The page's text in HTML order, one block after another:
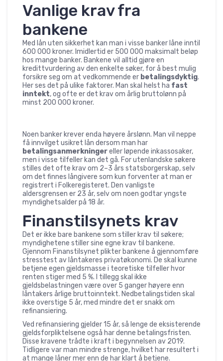
Vanlige krav fra
bankene
Med lån uten sikkerhet kan man i visse banker låne inntil
600 000 kroner. Imidlertid er 500 000 maksimalt beløp
hos mange banker. Bankene vil alltid gjøre en
kredittvurdering av den enkelte søker, for å best mulig
forsikre seg om at vedkommende er betalingsdyktig.
Her ses det på ulike faktorer. Man skal helst ha fast
inntekt, og ofte er det krav om årlig bruttolønn på
minst 200 000 kroner.
Noen banker krever enda høyere årslønn. Man vil neppe
få innvilget usikret lån dersom man har
betalingsanmerkningereller løpende inkassosaker,
men i visse tilfeller kan det gå. For utenlandske søkere
stilles det ofte krav om 2–3 års statsborgerskap, selv
om det finnes långivere som kun forventer at man er
registrert i Folkeregisteret. Den vanligste
aldersgrensen er 23 år, selv om noen godtar yngste
myndighetsalder på 18 år.
Finanstilsynets krav
Det er ikke bare bankene som stiller krav til søkere;
myndighetene stiller sine egne krav til bankene.
Gjennom Finanstilsynet plikter bankene å gjennomføre
stresstest av låntakeres privatøkonomi. De skal kunne
betjene egen gjeldsmasse i teoretiske tilfeller hvor
renten stiger med 5 %. I tillegg skal ikke
gjeldsbelastningen være over 5 ganger høyere enn
låntakers årlige bruttoinntekt. Nedbetalingstiden skal
ikke overstige 5 år, med mindre det er snakk om
refinansiering.
Ved refinansiering gjelder 15 år, så lenge de eksisterende
gjeldsforpliktelsene også har denne betalingsfristen.
Disse kravene trådte i kraft i begynnelsen av 2019.
Tidligere var man mindre strenge, hvilket har resultert i
at mange låner mer enn de har klart å betjene.